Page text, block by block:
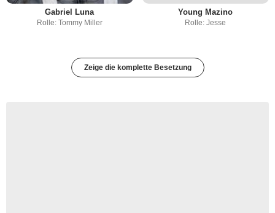
Gabriel Luna
Rolle: Tommy Miller
Young Mazino
Rolle: Jesse
Zeige die komplette Besetzung